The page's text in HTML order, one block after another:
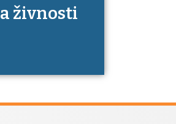
a živnosti